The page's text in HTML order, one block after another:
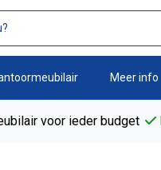
Meer info
voor ieder budget